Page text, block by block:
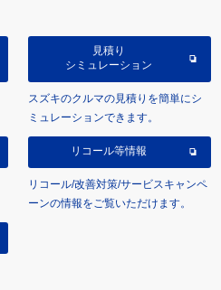
見積り
シミュレーション
スズキのクルマの見積りを簡単にシ
ミュレーションできます。
リコール等情報
リコール/改善対策/サービスキャンペ
ーンの情報をご覧いただけます。